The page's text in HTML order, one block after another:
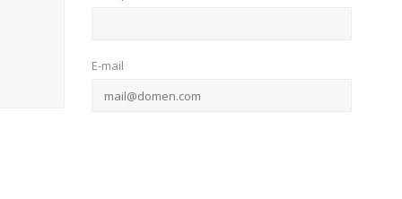
E-mail